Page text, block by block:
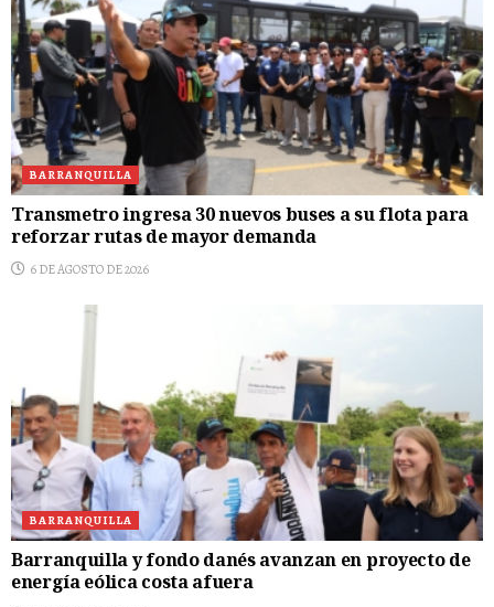
BARRANQUILLA
Transmetro ingresa 30 nuevos buses a su flota para
reforzar rutas de mayor demanda
6 DE AGOSTO DE 2026
BARRANQUILLA
Barranquilla y fondo danés avanzan en proyecto de
energía eólica costa afuera